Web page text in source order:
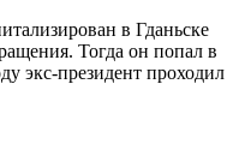
в Гданьске
Тогда он попал в
экс-президент проходил